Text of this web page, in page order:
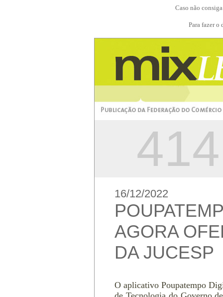
Caso não
Para fazer
16/12/2022
AGORA
DA JUCESP
O aplicativo Poupatempo